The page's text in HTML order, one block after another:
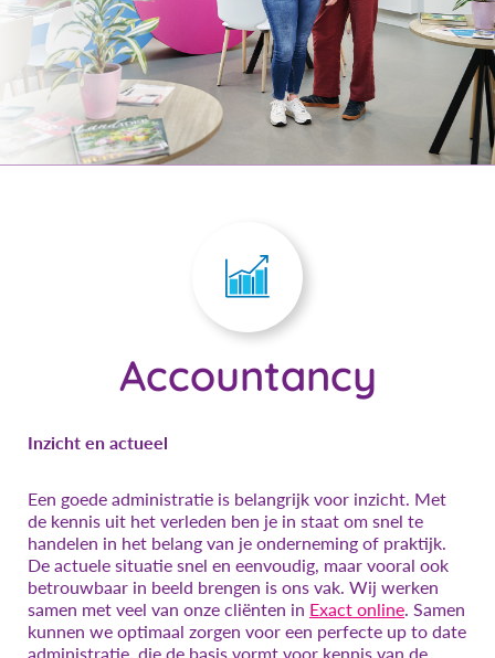
Accountancy
Inzicht en actueel
Een goede administratie is belangrijk voor inzicht. Met
de kennis uit het verleden ben je in staat om snel te
handelen in het belang van je onderneming of praktijk.
De actuele situatie snel en eenvoudig, maar vooral ook
betrouwbaar in beeld brengen is ons vak. Wij werken
samen met veel van onze cliënten in Exact online. Samen
kunnen we optimaal zorgen voor een perfecte up to date
administratie, die de basis vormt voor kennis van de